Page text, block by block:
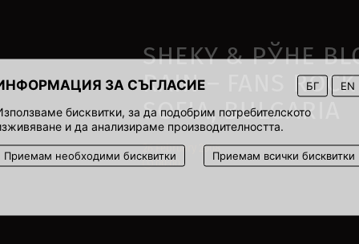
ЗА СЪГЛАСИЕ БГ EN
бисквитки, за да подобрим потребителското
и да анализираме производителността.
Приемам необходими бисквитки Приемам всички бисквитки
SHEKY & РЎHE
RAIN – FANS
SOFIA, BULGARIA
26 February 2008
00:00